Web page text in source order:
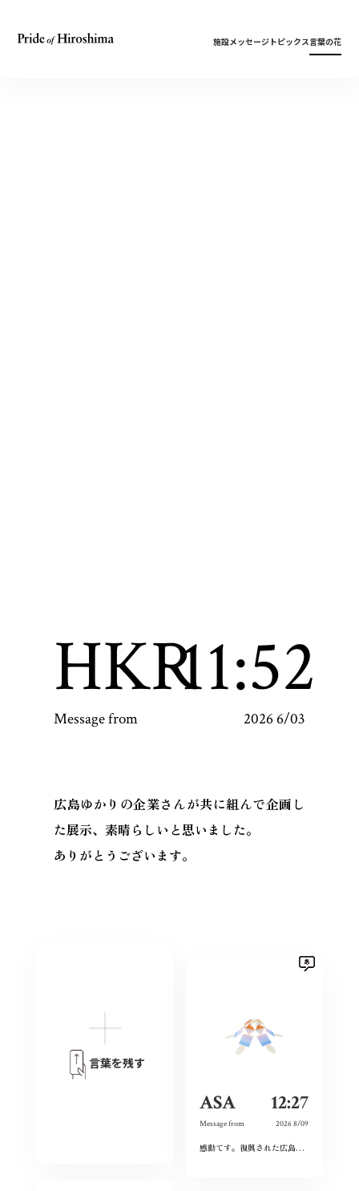
施設メッセージトピックス言葉の花
HKR11:52
Message from 2026 6/03
広島ゆかりの企業さんが共に組んで企画し
た展示、素晴らしいと思いました。
ありがとうございます。
言葉を残す
ASA 12:27
Message from 2026 8/09
感動てす。復興された広島人の底力と企業力を改めて知らされました！